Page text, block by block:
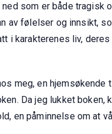
som er både tragisk
av følelser og innsikt,
i karakterenes liv,
meg, en
Da jeg lukket
en påminnelse om at